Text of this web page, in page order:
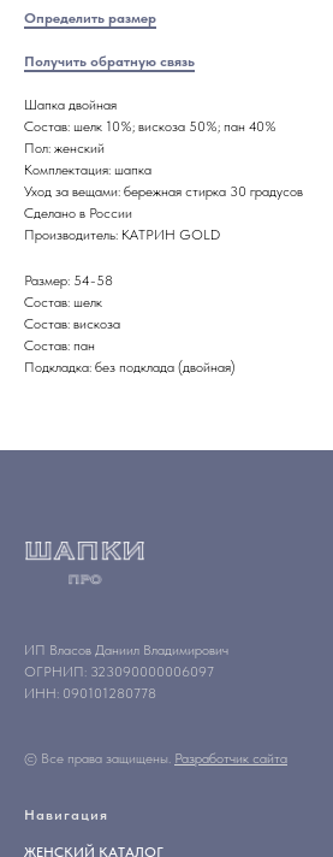
Определить размер
Получить обратную связь
Шапка двойная
Состав: шелк 10%; вискоза 50%; пан 40%
Пол: женский
Комплектация: шапка
Уход за вещами: бережная стирка 30 градусов
Сделано в России
Производитель: КАТРИН GOLD
Размер: 54-58
Состав: шелк
Состав: вискоза
Состав: пан
Подкладка: без подклада (двойная)
ИП Власов Даниил Владимирович
ОГРНИП: 323090000006097
ИНН: 090101280778
© Все права защищены. Разработчик сайта
Навигация
ЖЕНСКИЙ КАТАЛОГ